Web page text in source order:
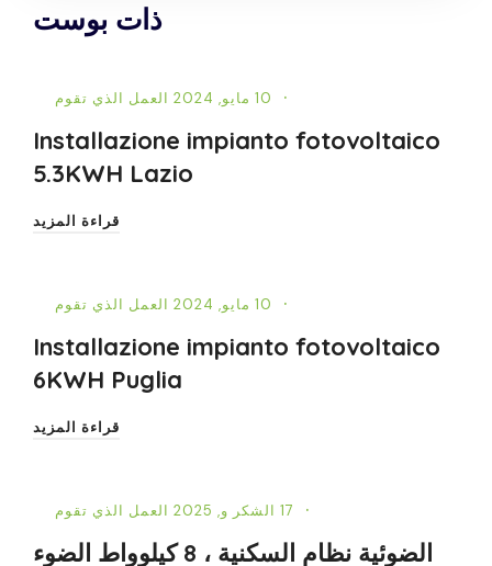
ذات بوست
10 مايو, 2024 العمل الذي تقوم
Installazione impianto fotovoltaico
5.3KWH Lazio
قراءة المزيد
10 مايو, 2024 العمل الذي تقوم
Installazione impianto fotovoltaico
6KWH Puglia
قراءة المزيد
17 الشكر و, 2025 العمل الذي تقوم
الضوئية نظام السكنية ، 8 كيلوواط الضوء